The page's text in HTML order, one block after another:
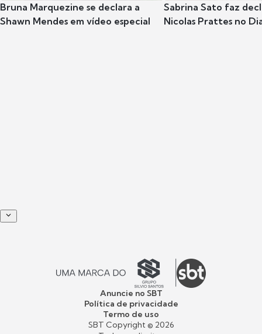
Bruna Marquezine se declara a
Shawn Mendes em vídeo especial
Sabrina Sato faz
Nicolas Prattes no
Anuncie no SBT
Política de privacidade
Termo de uso
SBT Copyright © 2026